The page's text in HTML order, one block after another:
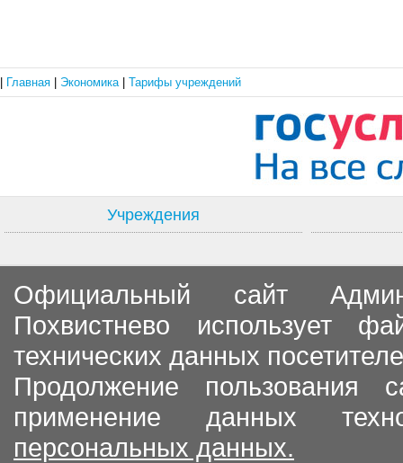
Главная Экономика Тарифы учреждений
Учреждения
Официальный сайт
Похвистнево использует
технических данных
Продолжение пользования
применение данных
персональных данных.